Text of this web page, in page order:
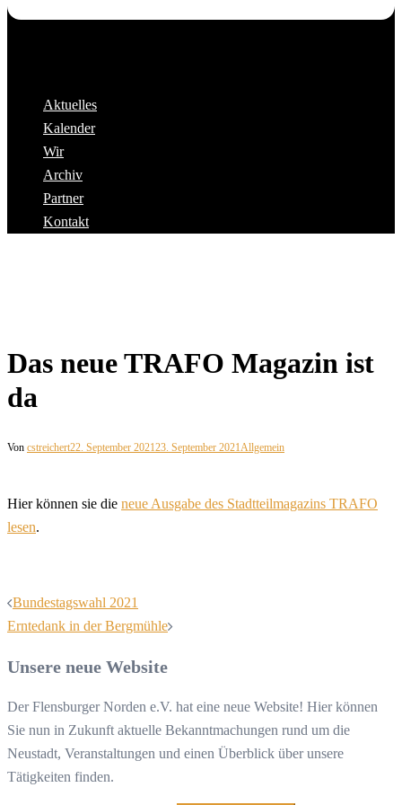
Aktuelles
Kalender
Wir
Archiv
Partner
Kontakt
Das neue TRAFO Magazin ist
da
Von cstreichert22. September 202123. September 2021 Allgemein
Hier können sie die neue Ausgabe des Stadtteilmagazins TRAFO
lesen.
Beitragsnavigation
Bundestagswahl 2021
Erntedank in der Bergmühle
Unsere neue Website
Der Flensburger Norden e.V. hat eine neue Website! Hier können
Sie nun in Zukunft aktuelle Bekanntmachungen rund um die
Neustadt, Veranstaltungen und einen Überblick über unsere
Tätigkeiten finden.